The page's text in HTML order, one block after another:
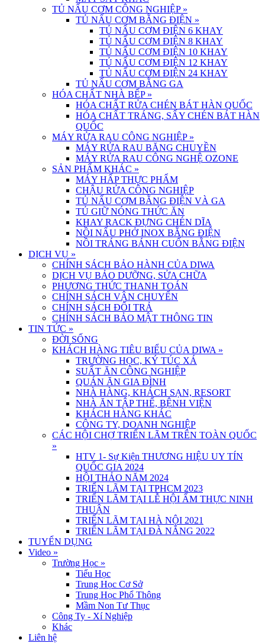
TỦ NẤU CƠM CÔNG NGHIỆP »
TỦ NẤU CƠM BẰNG ĐIỆN »
TỦ NẤU CƠM ĐIỆN 6 KHAY
TỦ NẤU CƠM ĐIỆN 8 KHAY
TỦ NẤU CƠM ĐIỆN 10 KHAY
TỦ NẤU CƠM ĐIỆN 12 KHAY
TỦ NẤU CƠM ĐIỆN 24 KHAY
TỦ NẤU CƠM BẰNG GA
HÓA CHẤT NHÀ BẾP »
HÓA CHẤT RỬA CHÉN BÁT HÀN QUỐC
HÓA CHẤT TRÁNG, SẤY CHÉN BÁT HÀN
QUỐC
MÁY RỬA RAU CÔNG NGHIỆP »
MÁY RỬA RAU BĂNG CHUYỀN
MÁY RỬA RAU CÔNG NGHỆ OZONE
SẢN PHẨM KHÁC »
MÁY HẤP THỰC PHẨM
CHẬU RỬA CÔNG NGHIỆP
TỦ NẤU CƠM BẰNG ĐIỆN VÀ GA
TỦ GIỮ NÓNG THỨC ĂN
KHAY RACK ĐỰNG CHÉN DĨA
NỒI NẤU PHỞ INOX BẰNG ĐIỆN
NỒI TRÁNG BÁNH CUỐN BẰNG ĐIỆN
DỊCH VỤ »
CHÍNH SÁCH BẢO HÀNH CỦA DIWA
DỊCH VỤ BẢO DƯỠNG, SỬA CHỮA
PHƯƠNG THỨC THANH TOÁN
CHÍNH SÁCH VẬN CHUYỂN
CHÍNH SÁCH ĐỔI TRẢ
CHÍNH SÁCH BẢO MẬT THÔNG TIN
TIN TỨC »
ĐỜI SỐNG
KHÁCH HÀNG TIÊU BIỂU CỦA DIWA »
TRƯỜNG HỌC, KÝ TÚC XÁ
SUẤT ĂN CÔNG NGHIỆP
QUÁN ĂN GIA ĐÌNH
NHÀ HÀNG, KHÁCH SẠN, RESORT
NHÀ ĂN TẬP THỂ, BỆNH VIỆN
KHÁCH HÀNG KHÁC
CÔNG TY, DOANH NGHIỆP
CÁC HỘI CHỢ TRIỂN LÃM TRÊN TOÀN QUỐC
»
HTV 1- Sự Kiện THƯƠNG HIỆU UY TÍN
QUỐC GIA 2024
HỘI THẢO NĂM 2024
TRIỂN LÃM TẠI TPHCM 2023
TRIỂN LÃM TẠI LỄ HỘI ẨM THỰC NINH
THUẬN
TRIỂN LÃM TẠI HÀ NỘI 2021
TRIỂN LÃM TẠI ĐÀ NẴNG 2022
TUYỂN DỤNG
Video »
Trường Học »
Tiểu Học
Trung Học Cơ Sở
Trung Học Phổ Thông
Mầm Non Tư Thục
Công Ty - Xí Nghiệp
Khác
Liên hệ